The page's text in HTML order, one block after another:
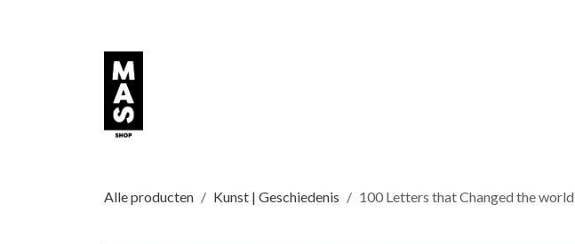
Alle producten Kunst | Geschiedenis 100 Letters that Changed the world